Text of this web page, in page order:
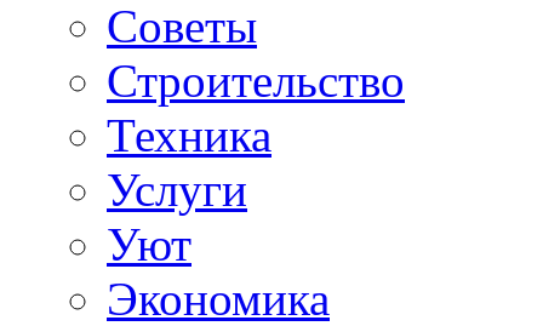
Советы
Строительство
Техника
Услуги
Уют
Экономика